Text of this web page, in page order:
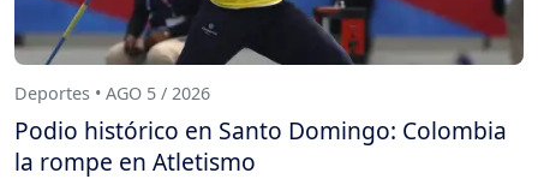
Deportes • AGO 5 / 2026
Podio histórico en Santo Domingo: Colombia
la rompe en Atletismo